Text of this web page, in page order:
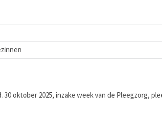
oktober 2025, inzake week van de Pleegzorg,